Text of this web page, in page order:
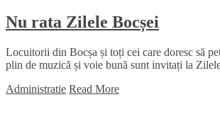
Nu rata Zilele Bocșei
Locuitorii din Bocșa și toți cei care doresc să
plin de muzică și voie bună sunt invitați la
Administratie Read More